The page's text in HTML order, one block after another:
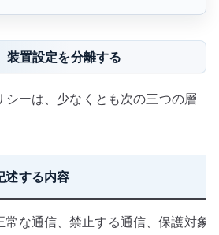
装置設定を分離する
シーは、少なくとも次の三つの層
述する内容
常な通信、禁止する通信、保護対象